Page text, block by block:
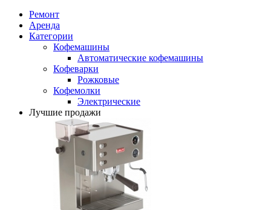
Ремонт
Аренда
Категории
Кофемашины
Автоматические кофемашины
Кофеварки
Рожковые
Кофемолки
Электрические
Лучшие продажи